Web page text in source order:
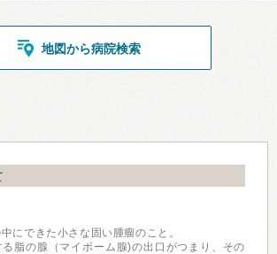
地図から病院検索
にできた小さな固い腫瘤のこと。
脂の腺（マイボーム腺)の出口がつまり、その